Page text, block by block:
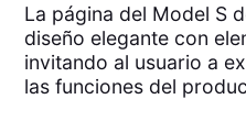
La página del Model S
diseño elegante con
invitando al usuario a
las funciones del